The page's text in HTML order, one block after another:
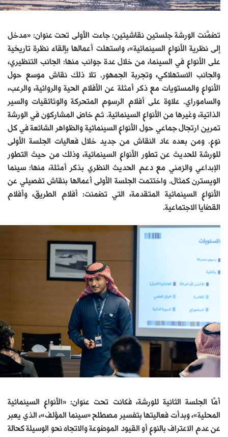
تضمَّنت الورشة جلستين نقاشيتين: جاءت الأولى تحت عنوان: «مدخل
إلى نظرية الأنواع السينمائية»، واستهلت أعمالها بإلقاء نظرة تاريخية
على الأنواع في السينما، من خلال عدة جوانب منها: الجانب التنظيري،
والجانب الاستهلاكي، وتجربة الجمهور. تلا ذلك نقاش موسع حول
الأنواع والمستويات مع ذكر أمثلة عن الأفلام الحية والروائية، والرعب،
والساموراي. علاوة على أفلام الرسوم المتحركة والوثائقيات والسير
الذاتية، وغيرها من الأنواع السينمائية. ثم خاض المشاركون في الورشة
تمرين ارتجال جماعي حول الأنواع السينمائية والظواهر الشائعة في كل
نوع. ومن بعده عاد النقاش من جديد خلال فعاليات الجلسة الأولى
للورشة للحديث عن تطور الأنواع السينمائية، وذلك من حيث التطور
الإبداعي والزمني مع دعم الحديث النظري بذكر أمثلة، منها: سينما
الويسترن كمثال. واختتمت الجلسة الأولى أعمالها بنقاش تفصيلي عن
الأنواع السينمائية المتقدمة، التي تضمنت: أفلام الطريق، وأفلام
القضايا الاجتماعية.
أمَّا الجلسة الثانية للورشة، فكانت تحت عنوان: «الأنواع السينمائية
المحلية»، وبدأت فعاليتها بتفسير مصطلح «سينما المؤلف»، الذي يعبر
عن عدم الاعتراف بالنوع أو القيود الموضوعة والاتجاه نحو الوسيلة كحالة